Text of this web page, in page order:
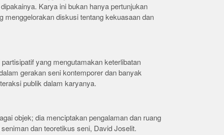
Karya ini bukan hanya pertunjukan
menggelorakan diskusi tentang kekuasaan dan
yang mengutamakan keterlibatan
gerakan seni kontemporer dan banyak
publik dalam karyanya.
objek; dia menciptakan pengalaman dan ruang
dan teoretikus seni, David Joselit.